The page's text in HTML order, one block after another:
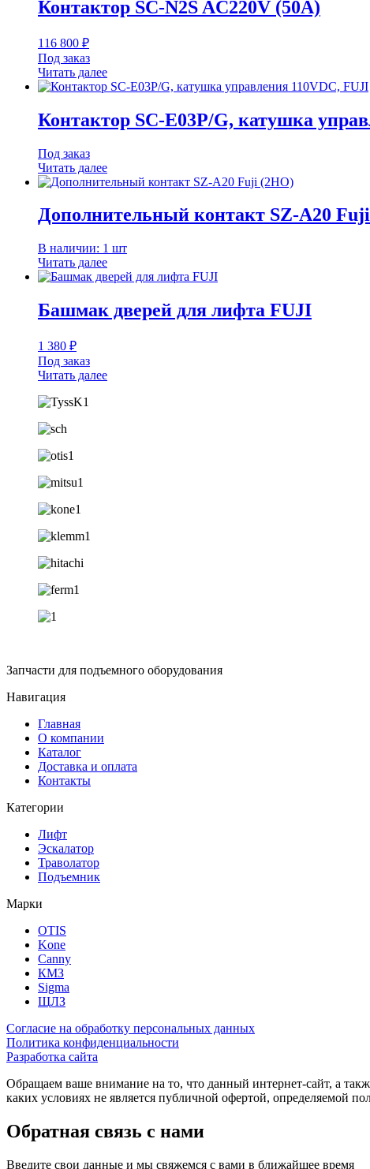
Контактор SC-N2S AC220V (50A)
116 800 ₽
Под заказ
Читать далее
Контактор SC-E03P/G, катушка
Под заказ
Читать далее
Дополнительный контакт SZ-A20
В наличии: 1 шт
Читать далее
Башмак дверей для лифта FUJI
1 380 ₽
Под заказ
Читать далее
Запчасти для подъемного оборудования
Навигация
Главная
О компании
Каталог
Доставка и оплата
Контакты
Категории
Лифт
Эскалатор
Траволатор
Подъемник
Марки
OTIS
Kone
Canny
КМЗ
Sigma
ЩЛЗ
Согласие на обработку персональных данных
Политика конфиденциальности
Разработка сайта
Обращаем ваше внимание на то, что данный интернет-сайт, а
каких условиях не является публичной офертой, определяемой
Обратная связь с нами
Введите свои данные и мы свяжемся с вами в ближайшее время